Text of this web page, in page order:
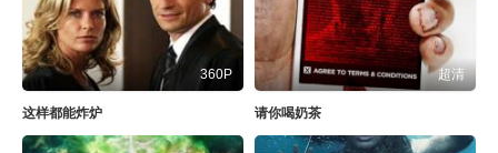
360P
这样都能炸炉
超清
请你喝奶茶